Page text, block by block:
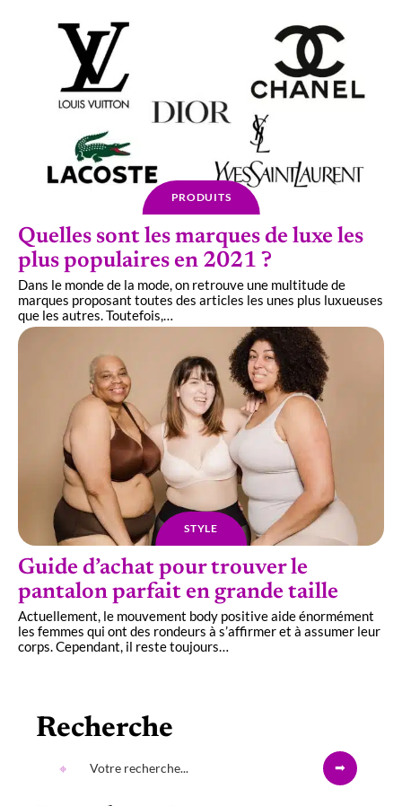
PRODUITS
Quelles sont les marques de luxe les
plus populaires en 2021 ?
Dans le monde de la mode, on retrouve une multitude de
marques proposant toutes des articles les unes plus luxueuses
que les autres. Toutefois,
STYLE
Guide d’achat pour trouver le
pantalon parfait en grande taille
Actuellement, le mouvement body positive aide énormément
les femmes qui ont des rondeurs à s’affirmer et à assumer leur
corps. Cependant, il reste toujours…
Recherche